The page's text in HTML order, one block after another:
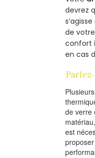
devrez
de
confort
en cas
de verre
est